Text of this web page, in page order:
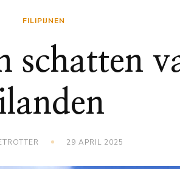
FILIPIJNEN
schatten
29 APRIL 2025